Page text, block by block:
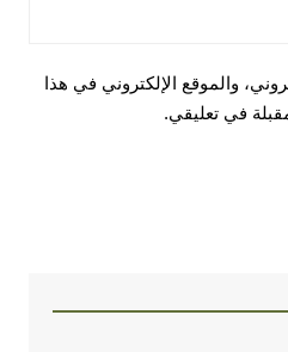
والموقع الإلكتروني في هذا
في تعليقي.